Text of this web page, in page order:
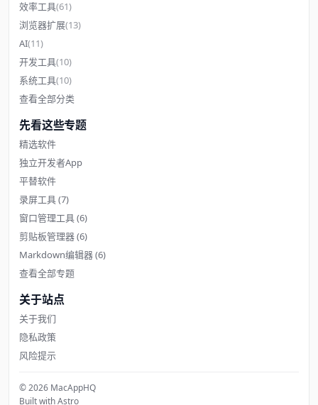
效率工具(61)
浏览器扩展(13)
AI(11)
开发工具(10)
系统工具(10)
查看全部分类
先看这些专题
精选软件
独立开发者App
平替软件
录屏工具(7)
窗口管理工具(6)
剪贴板管理器(6)
Markdown编辑器(6)
查看全部专题
关于站点
关于我们
隐私政策
风险提示
© 2026 MacAppHQ
Built with Astro